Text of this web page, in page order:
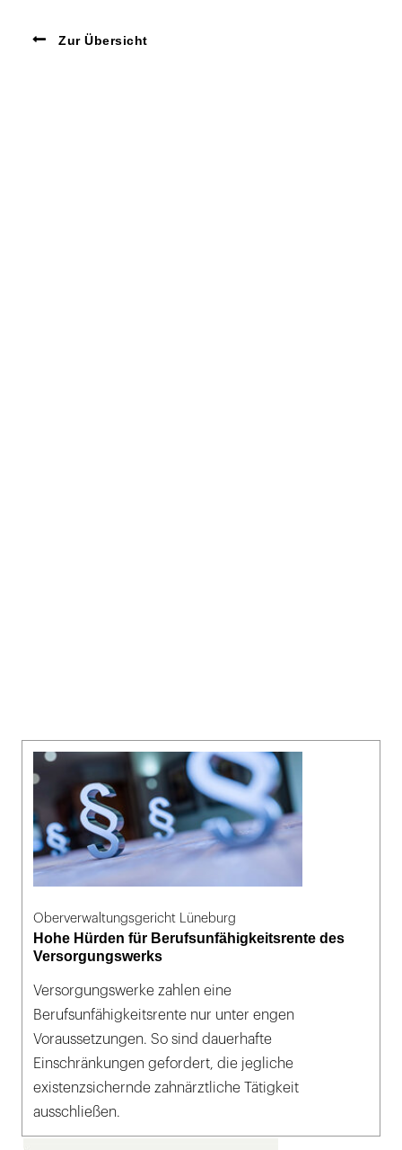
Zur Übersicht
Oberverwaltungsgericht Lüneburg
Hohe Hürden für Berufsunfähigkeitsrente des
Versorgungswerks
Versorgungswerke zahlen eine
Berufsunfähigkeitsrente nur unter engen
Voraussetzungen. So sind dauerhafte
Einschränkungen gefordert, die jegliche
existenzsichernde zahnärztliche Tätigkeit
ausschließen.